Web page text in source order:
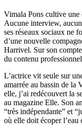
Vimala Pons cultive une
Aucune interview,
ses réseaux sociaux ne
d’une nouvelle
Harrivel. Sur son
du contenu
L’actrice vit seule sur
amarrée au bassin de la
elle, j’ai redécouvert la
au magazine Elle. Son
“très indépendante” et
où elle doit écoper l’eau